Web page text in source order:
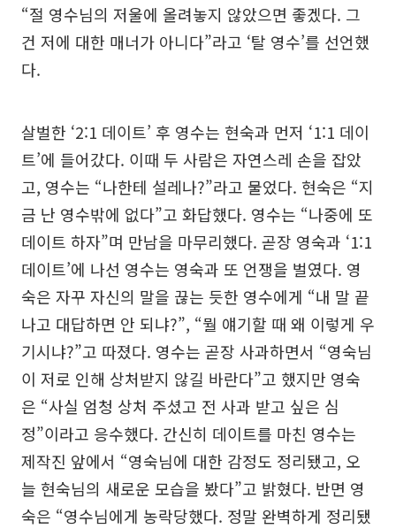
“절 영수님의 저울에 올려놓지 않았으면 좋겠다. 그
건 저에 대한 매너가 아니다”라고 ‘탈 영수’를 선언했
다.
살벌한 ‘2:1 데이트’ 후 영수는 현숙과 먼저 ‘1:1 데이
트’에 들어갔다. 이때 두 사람은 자연스레 손을 잡았
고, 영수는 “나한테 설레나?”라고 물었다. 현숙은 “지
금 난 영수밖에 없다”고 화답했다. 영수는 “나중에 또
데이트 하자”며 만남을 마무리했다. 곧장 영숙과 ‘1:1
데이트’에 나선 영수는 영숙과 또 언쟁을 벌였다. 영
숙은 자꾸 자신의 말을 끊는 듯한 영수에게 “내 말 끝
나고 대답하면 안 되냐?”, “뭘 얘기할 때 왜 이렇게 우
기시냐?”고 따졌다. 영수는 곧장 사과하면서 “영숙님
이 저로 인해 상처받지 않길 바란다”고 했지만 영숙
은 “사실 엄청 상처 주셨고 전 사과 받고 싶은 심
정”이라고 응수했다. 간신히 데이트를 마친 영수는
제작진 앞에서 “영숙님에 대한 감정도 정리됐고, 오
늘 현숙님의 새로운 모습을 봤다”고 밝혔다. 반면 영
숙은 “영수님에게 농락당했다. 정말 완벽하게 정리됐